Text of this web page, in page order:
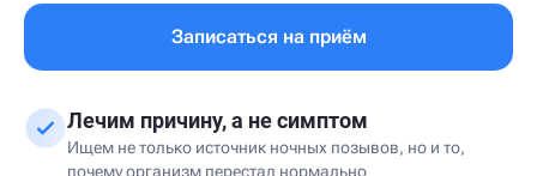
Записаться на приём
Лечим причину, а не симптом
Ищем не только источник ночных позывов, но и то,
почему организм перестал нормально